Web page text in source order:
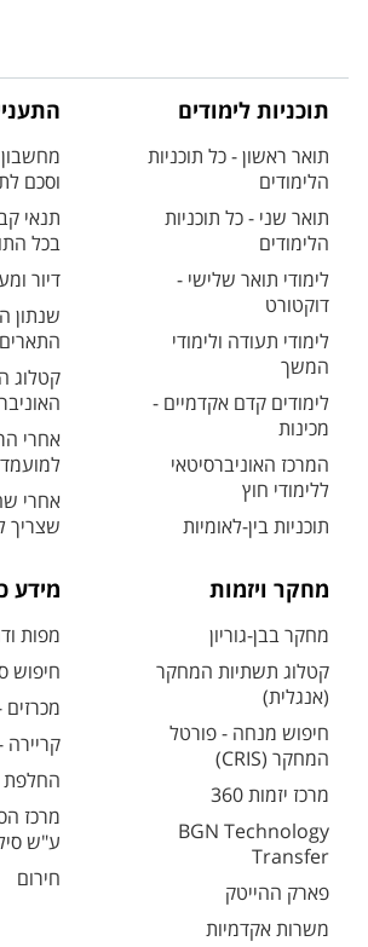
תוכניות לימודים
תואר ראשון - כל תוכניות
הלימודים
תואר שני - כל תוכניות
הלימודים
לימודי תואר שלישי -
דוקטורט
לימודי תעודה ולימודי
המשך
לימודים קדם אקדמיים -
מכינות
המרכז האוניברסיטאי
ללימודי חוץ
תוכניות בין-לאומיות
וסכם
תנאי
בכל
דיור
שנתון
התארים
קטלוג
אחרי
אחרי
שצריך
מחקר ויזמות
מחקר בבן-גוריון
קטלוג תשתיות המחקר
(אנגלית)
חיפוש מנחה - פורטל
המחקר (CRIS)
מרכז יזמות 360
BGN Technology
Transfer
פארק ההייטק
משרות אקדמיות
מידע
מפות
חיפוש
מכרזים
החלפת
מרכז
ע"ש
חירום